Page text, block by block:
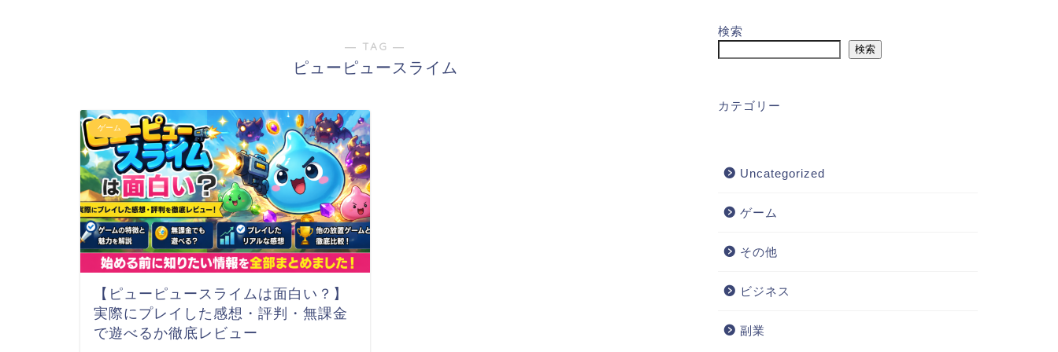
― TAG ―
ピューピュースライム
ゲーム
【ピューピュースライムは面白い？】
実際にプレイした感想・評判・無課金
で遊べるか徹底レビュー
検索
検索
カテゴリー
Uncategorized
ゲーム
その他
ビジネス
副業